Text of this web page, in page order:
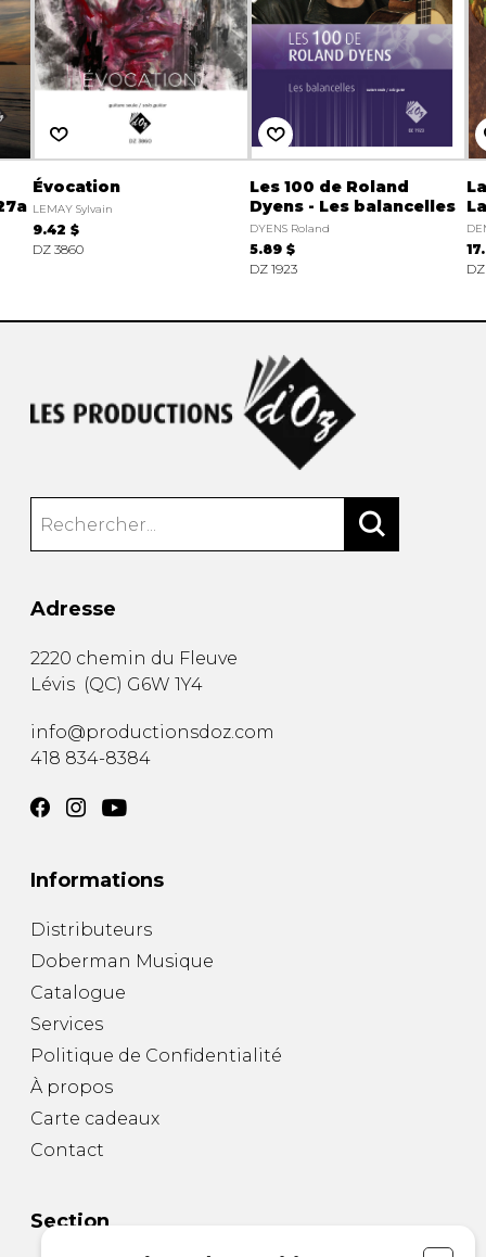
Évocation
LEMAY Sylvain
9.42 $
DZ 3860
Les 100 de Roland
Dyens - Les balancelles
DYENS Roland
5.89 $
DZ 1923
Adresse
2220 chemin du Fleuve
Lévis (QC) G6W 1Y4
info@productionsdoz.com
418 834-8384
Informations
Distributeurs
Doberman Musique
Catalogue
Services
Politique de Confidentialité
À propos
Carte cadeaux
Contact
Section